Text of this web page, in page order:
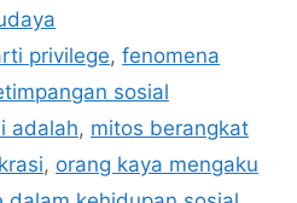
privilege,fenomena
sosial
adalah, mitos berangkat
, orang kaya mengaku